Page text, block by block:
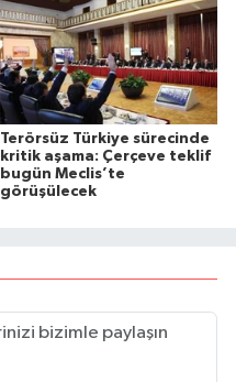
Terörsüz Türkiye sürecinde
kritik aşama: Çerçeve teklif
bugün Meclis’te
görüşülecek